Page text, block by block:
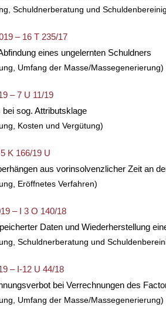
Schuldnerberatung und
– 16 T 235/17
eines ungelernten Schuldners
Umfang der Masse/Massegenerierung)
– 7 U 11/19
sog. Attributsklage
Kosten und Vergütung)
K 166/19 U
aus vorinsolvenzlicher Zeit an
Eröffnetes Verfahren)
– I 3 O 140/18
Daten und Wiederherstellung
Schuldnerberatung und
– I-12 U 44/18
bei Verrechnungen des
Umfang der Masse/Massegenerierung)